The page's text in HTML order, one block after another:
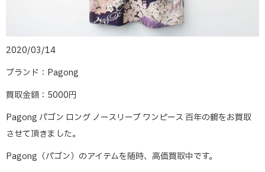
2020/03/14
ブランド：Pagong
買取金額：5000円
Pagong パゴン ロング ノースリーブ ワンピース 百年の鶴をお買取
させて頂きました。
Pagong（パゴン）のアイテムを随時、高価買取中です。